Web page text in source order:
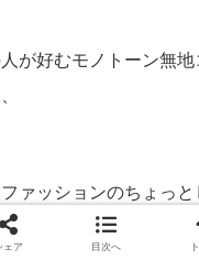
が好むモノトーン無地
ァッションのちょっ
U.L.MONO ショルダー
ェア 目次へ